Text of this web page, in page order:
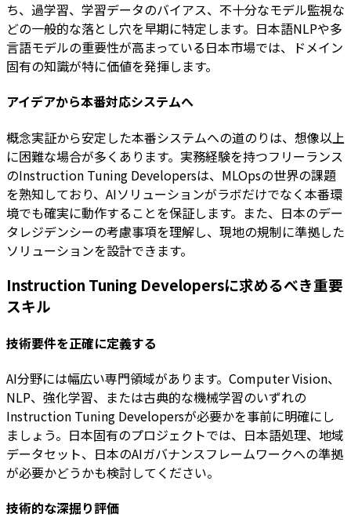
ち、過学習、学習データのバイアス、不十分なモデル監視な
どの一般的な落とし穴を早期に特定します。日本語NLPや多
言語モデルの重要性が高まっている日本市場では、ドメイン
固有の知識が特に価値を発揮します。
アイデアから本番対応システムへ
概念実証から安定した本番システムへの道のりは、想像以上
に困難な場合が多くあります。実務経験を持つフリーランス
のInstruction Tuning Developersは、MLOpsの世界の課題
を熟知しており、AIソリューションがラボだけでなく本番環
境でも確実に動作することを保証します。また、日本のデー
タレジデンシーの考慮事項を理解し、現地の規制に準拠した
ソリューションを設計できます。
Instruction Tuning Developersに求めるべき重要
スキル
技術要件を正確に定義する
AI分野には幅広い専門領域があります。Computer Vision、
NLP、強化学習、または古典的な機械学習のいずれの
Instruction Tuning Developersが必要かを事前に明確にし
ましょう。日本固有のプロジェクトでは、日本語処理、地域
データセット、日本のAIガバナンスフレームワークへの準拠
が必要かどうかも検討してください。
技術的な深掘り評価